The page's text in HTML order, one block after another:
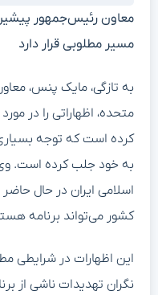
معاون رئیس‌جمهور پیشین
مسیر مطلوبی قرار دارد
به تازگی، مایک پنس،
متحده، اظهاراتی را در
کرده است که توجه
به خود جلب کرده است. وی
اسلامی ایران در حال
کشور می‌تواند برنامه
این اظهارات در
نگران تهدیدات ناشی از